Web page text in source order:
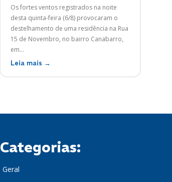
Os fortes ventos registrados na noite
desta quinta-feira (6/8) provocaram o
destelhamento de uma residência na Rua
15 de Novembro, no bairro Canabarro,
em...
Leia mais →
Categorias:
Geral